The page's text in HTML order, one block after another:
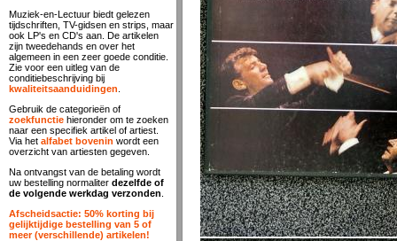
Muziek-en-Lectuur biedt gelezen
tijdschriften, TV-gidsen en strips, maar
ook LP's en CD's aan. De artikelen
zijn tweedehands en over het
algemeen in een zeer goede conditie.
Zie voor een uitleg van de
conditiebeschrijving bij
kwaliteitsaanduidingen
Gebruik de categorieën of
zoekfunctie hieronder om te zoeken
naar een specifiek artikel of artiest.
Via het alfabet bovenin wordt een
overzicht van artiesten gegeven.
Na ontvangst van de betaling wordt
uw bestelling normaliter dezelfde of
de volgende werkdag verzonden
Afscheidsactie: 50% korting bij
gelijktijdige bestelling van 5 of
meer (verschillende) artikelen!